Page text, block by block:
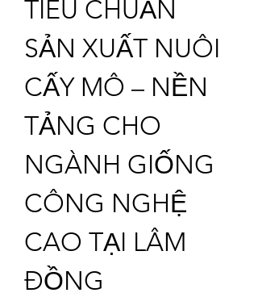
TIÊU CHUẨN
SẢN XUẤT NUÔI
CẤY MÔ – NỀN
TẢNG CHO
NGÀNH GIỐNG
CÔNG NGHỆ
CAO TẠI LÂM
ĐỒNG